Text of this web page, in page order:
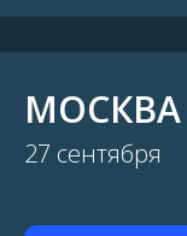
МОСКВА
27 сентября